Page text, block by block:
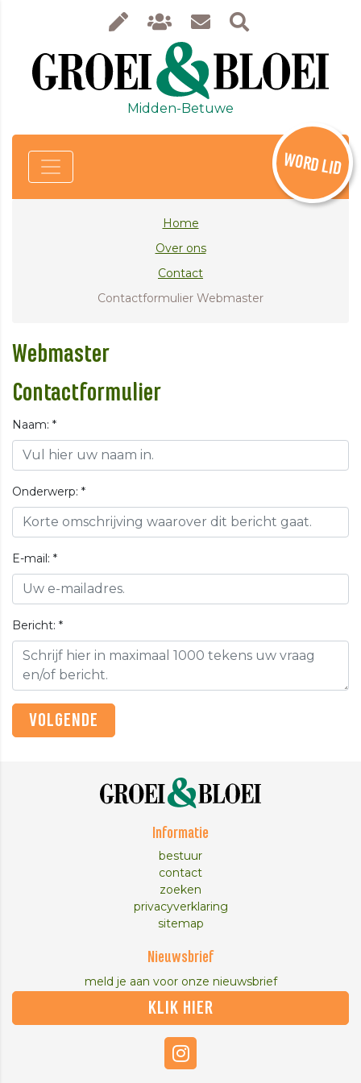
Midden-Betuwe
WORD LID
Home
Over ons
Contact
Contactformulier Webmaster
Webmaster
Contactformulier
Naam: *
Onderwerp: *
E-mail: *
Bericht: *
VOLGENDE
Informatie
bestuur
contact
zoeken
privacyverklaring
sitemap
Nieuwsbrief
meld je aan voor onze nieuwsbrief
KLIK HIER